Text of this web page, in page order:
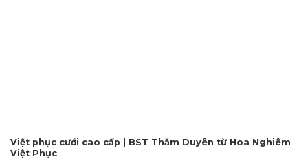
Việt phục cưới cao cấp | BST Thắm Duyên từ Hoa Nghiêm
Việt Phục